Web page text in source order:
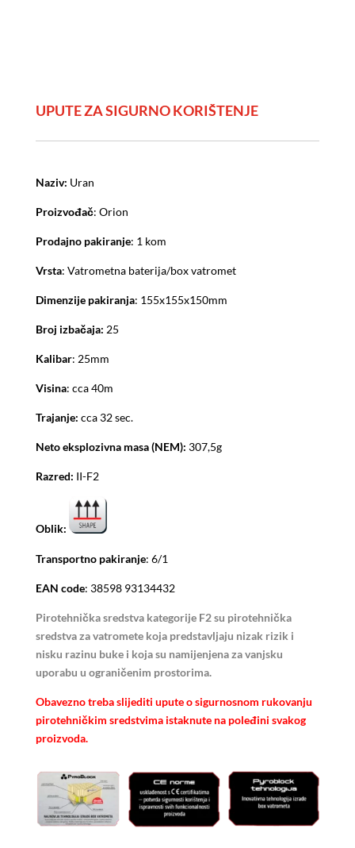
UPUTE ZA SIGURNO KORIŠTENJE
Naziv: Uran
Proizvođač: Orion
Prodajno pakiranje: 1 kom
Vrsta: Vatrometna baterija/box vatromet
Dimenzije pakiranja: 155x155x150mm
Broj izbačaja: 25
Kalibar: 25mm
Visina: cca 40m
Trajanje: cca 32 sec.
Neto eksplozivna masa (NEM): 307,5g
Razred: II-F2
Oblik:
Transportno pakiranje: 6/1
EAN code: 38598 93134432
Pirotehnička sredstva kategorije F2 su pirotehnička
sredstva za vatromete koja predstavljaju nizak rizik i
nisku razinu buke i koja su namijenjena za vanjsku
uporabu u ograničenim prostorima.
Obavezno treba slijediti upute o sigurnosnom rukovanju
pirotehničkim sredstvima istaknute na poleđini svakog
proizvoda.